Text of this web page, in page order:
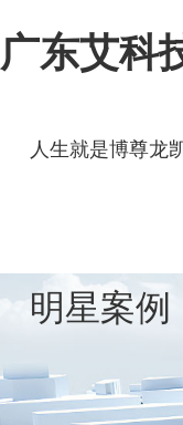
广东艾科
人生就是博尊龙
明星案例